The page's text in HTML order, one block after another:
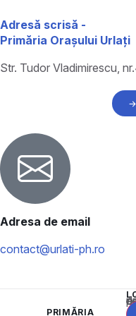
Adresă scrisă -
Primăria Orașului Urlați
Str. Tudor Vladimirescu,
Adresa de email
contact@urlati-ph.ro
PRIMĂRIA
Acest conținut este blocat până când